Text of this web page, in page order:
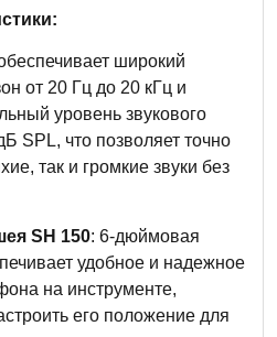
широкий
от 20 Гц до 20 кГц и
уровень звукового
SPL, что позволяет точно
так и громкие звуки без
SH 150: 6-дюймовая
удобное и надежное
на инструменте,
его положение для